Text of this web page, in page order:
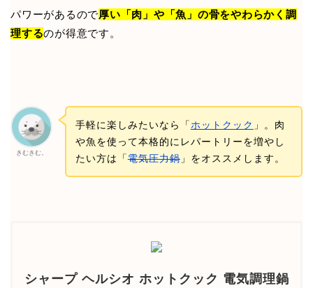
パワーがあるので厚い「肉」や「魚」の骨をやわらかく調
理するのが得意です。
きむきむ。
手軽に楽しみたいなら「 ホットクック 」。肉
や魚を使って本格的にレパートリーを増やし
たい方は「電気圧力鍋」をオススメします。
シャープ ヘルシオ ホットクック 電気調理鍋